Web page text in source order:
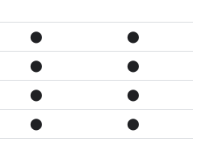
⬤ ⬤
⬤ ⬤
⬤ ⬤
⬤ ⬤